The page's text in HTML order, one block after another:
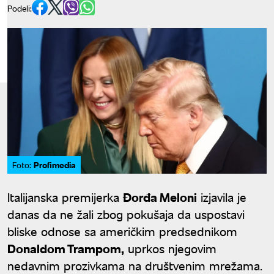
Podeli:
Foto: Profimedia
Italijanska premijerkaĐorđa Meloni izjavila je
danas da ne žali zbog pokušaja da uspostavi
bliske odnose sa američkim predsednikom
Donaldom Trampom, uprkos njegovim
nedavnim prozivkama na društvenim mrežama.